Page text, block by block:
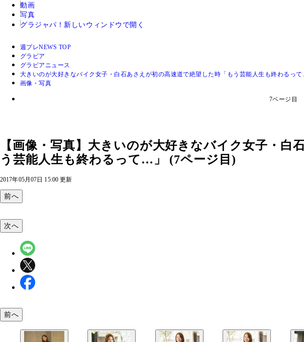
動画
写真
グラジャパ！ 新しいウィンドウで開く
週プレNEWS TOP
グラビア
グラビアニュース
大きいのが大好きなバイク女子・白石あさえが初の高速道で絶望した時「もう芸能人生も終わるって
画像・写真
7ページ目
【画像・写真】大きいのが大好きなバイク女子・白
う芸能人生も終わるって…」 (7ページ目)
2017年05月07日 15:00 更新
前へ
次へ
前へ